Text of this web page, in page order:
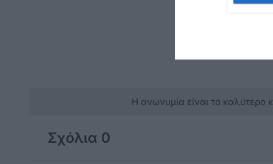
Η ανωνυμία είναι το καλύτερο
Σχόλια 0